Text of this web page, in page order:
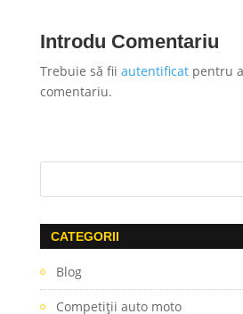
Introdu Comentariu
Trebuie să fii autentificatpentru
comentariu.
CATEGORII
Blog
Competiţii auto moto